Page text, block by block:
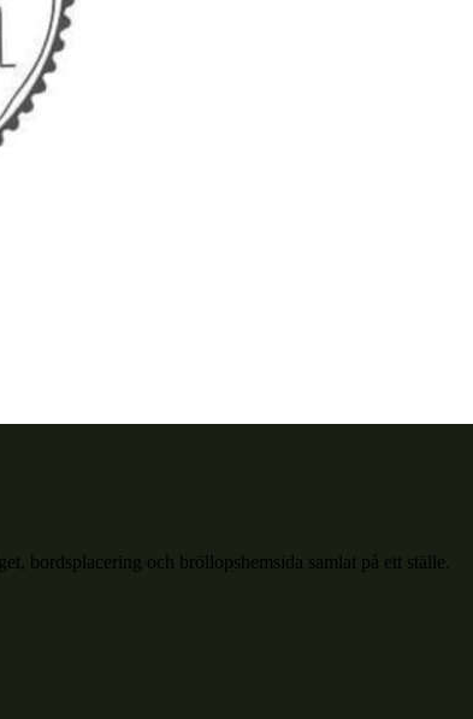
bordsplacering och bröllopshemsida samlat på ett ställe.